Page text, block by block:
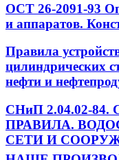
ОСТ 26-2091-93
и аппаратов.
Правила
цилиндрических
нефти и
СНиП 2.04.02-
ПРАВИЛА.
СЕТИ И